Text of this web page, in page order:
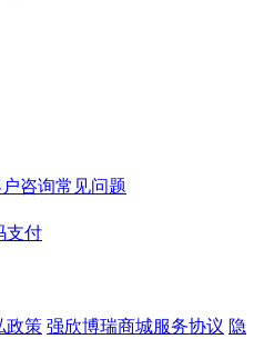
咨询常见问题
支付
政策 强欣博瑞商城服务协议 隐